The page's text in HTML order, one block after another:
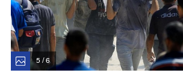
5 / 6